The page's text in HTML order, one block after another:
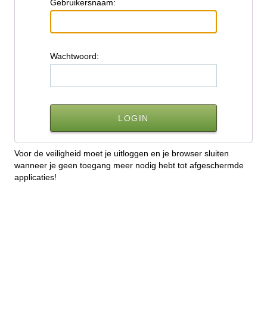
Gebruikersnaam:
Wachtwoord:
Voor de veiligheid moet je uitloggen en je browser sluiten
wanneer je geen toegang meer nodig hebt tot afgeschermde
applicaties!